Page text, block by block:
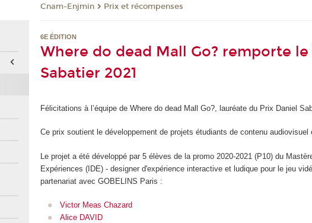
Cnam-Enjmin Prix et récompenses
6E ÉDITION
Where do dead Mall Go? remporte le
Sabatier 2021
Félicitations à l’équipe de Where do dead Mall Go?, lauréate du Prix Daniel
Ce prix soutient le développement de projets étudiants de contenu audiovisuel
Le projet a été développé par 5 élèves de la promo 2020-2021 (P10) du
Expériences (IDE) - designer d'expérience interactive et ludique pour le jeu
partenariat avec GOBELINS Paris :
Victor Meas Chazard
Alice DAVID